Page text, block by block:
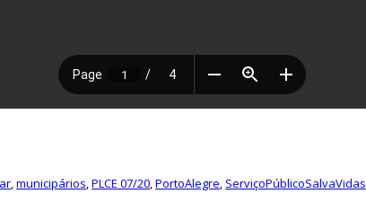
,municipários,PLCE 07/20,PortoAlegre, ServiçoPúblicoSalvaVidas